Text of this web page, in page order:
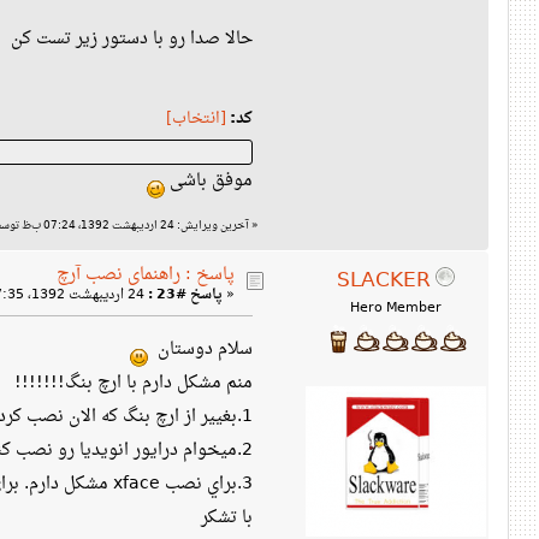
حالا صدا رو با دستور زیر تست کن
کد: [انتخاب]
موفق باشی
«آخرین ویرایش: 24 اردیبهشت 1392، 07:24 ب‌ظ توسط سالار مقدم
SLACKER
Hero Member
پاسخ : راهنمای نصب آرچ
« پاسخ #23 :
سلام دوستان
منم مشكل دارم با ارچ بنگ!!!!!!!
1.بغيير از ارچ بنگ كه الان نصب كردم يك اسلكور دارم و يك ويندوز 8. گراب ارچ بنگ فقط اسلكور رو ميشناسه و ويندوز 8 رو نه. چجوري درستش كنم
2.ميخوام درايور انويديا رو نصب كنم ولي هركاري ميكنم نصب نميشه. اگه ميشه اينجا نحوه نصب رو بگيد
3.براي نصب xface مشكل دارم. براي نصبش فقط 48 مگ از اينترنت دانلود كرد. يعني هجمش اينقدره. بعد چطوري بايد به محيط xface لاگين كرد.
با تشكر